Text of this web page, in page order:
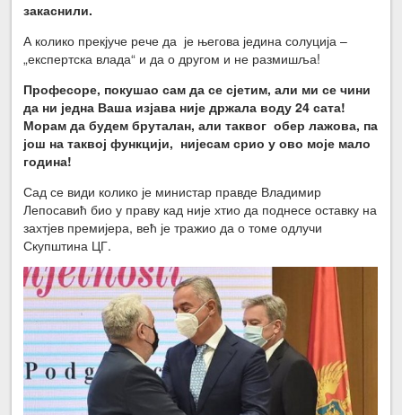
закаснили.
А колико прекјуче рече да је његова једина солуција –
„експертска влада“ и да о другом и не размишља!
Професоре, покушао сам да се сјетим, али ми се чини
да ни једна Ваша изјава није држала воду 24 сата!
Морам да будем бруталан, али таквог обер лажова, па
још на таквој функцији, нијесам срио у ово моје мало
година!
Сад се види колико је министар правде Владимир
Лепосавић био у праву кад није хтио да поднесе оставку на
захтјев премијера, већ је тражио да о томе одлучи
Скупштина ЦГ.